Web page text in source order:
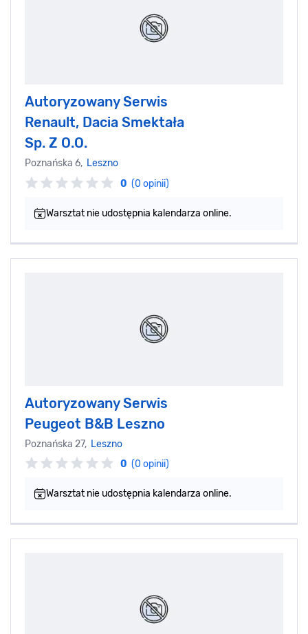
Autoryzowany Serwis
Renault, Dacia Smektała
Sp. Z O.O.
Poznańska 6, Leszno
0 (0 opinii)
Warsztat nie udostępnia kalendarza online.
Autoryzowany Serwis
Peugeot B&B Leszno
Poznańska 27, Leszno
0 (0 opinii)
Warsztat nie udostępnia kalendarza online.